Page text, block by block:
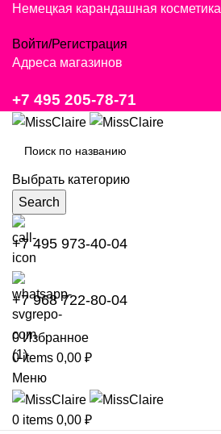
Немецкая карандашная косметика
Войти/Регистрация
Адреса магазинов
+7 495 205-78-71
Выбрать категорию
Search
+7 495 973-40-04
+7 968 722-80-04
0Избранное
0items 0,00 ₽
Меню
0 items 0,00 ₽